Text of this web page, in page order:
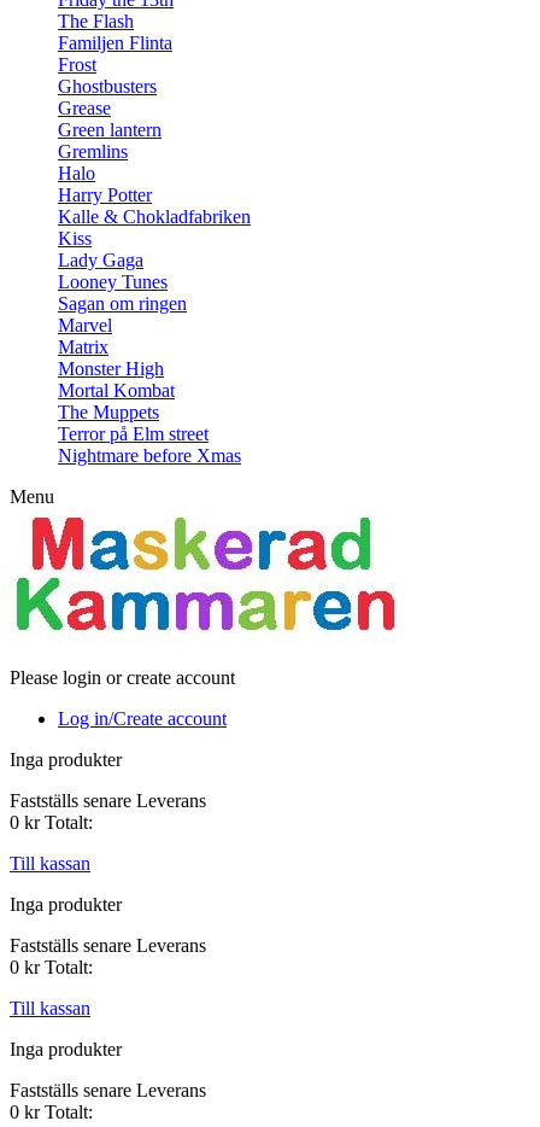
The Flash
Familjen Flinta
Frost
Ghostbusters
Grease
Green lantern
Gremlins
Halo
Harry Potter
Kalle & Chokladfabriken
Kiss
Lady Gaga
Looney Tunes
Sagan om ringen
Marvel
Matrix
Monster High
Mortal Kombat
The Muppets
Terror på Elm street
Nightmare before Xmas
Menu
Please login or create account
Log in/Create account
Inga produkter
Fastställs senare Leverans
0 kr Totalt:
Till kassan
Inga produkter
Fastställs senare Leverans
0 kr Totalt:
Till kassan
Inga produkter
Fastställs senare Leverans
0 kr Totalt: